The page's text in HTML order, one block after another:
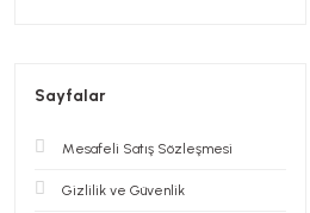
Sayfalar
Mesafeli Satış Sözleşmesi
Gizlilik ve Güvenlik